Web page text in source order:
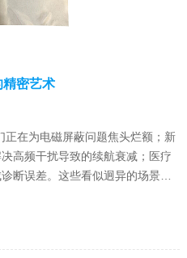
精密艺术
在为电磁屏蔽问题焦头烂额；新
高频干扰导致的续航衰减；医疗
断误差。这些看似迥异的场景，
重塑高端电子制造领域，其背后